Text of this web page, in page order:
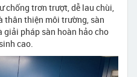
chống trơn trượt, dễ lau chùi,
thân thiện môi trường, sàn
giải pháp sàn hoàn hảo cho
cao.